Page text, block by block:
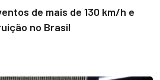
de mais de 130 km/h e
no Brasil